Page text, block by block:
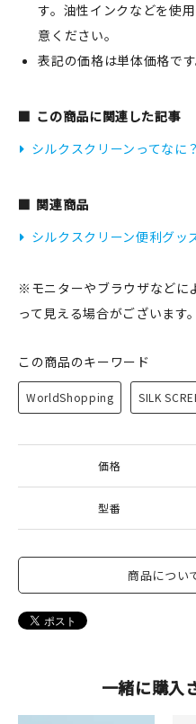
お問い合わせ
す。油性インクなどを使
意ください。
表記の価格は単体価格です
この商品に関連した記事
シルクスクリーンってなに？
関連商品
シルクスクリーン便利グッ
※モニターやブラウザなどに
って見える場合がございます。
この商品のキーワード
WorldShopping SILK
価格
型番
商品につい
一緒に購入